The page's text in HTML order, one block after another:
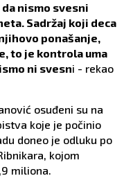
nismo svesni
Sadržaj koji deca
ponašanje,
to je kontrola uma
ni svesni - rekao
osuđeni su na
koje je počinio
doneo je odluku po
kojom
miliona.